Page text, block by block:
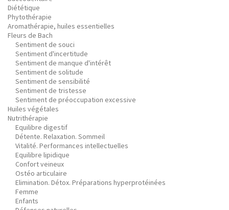
Diététique
Phytothérapie
Aromathérapie, huiles essentielles
Fleurs de Bach
Sentiment de souci
Sentiment d'incertitude
Sentiment de manque d'intérêt
Sentiment de solitude
Sentiment de sensibilité
Sentiment de tristesse
Sentiment de préoccupation excessive
Huiles végétales
Nutrithérapie
Equilibre digestif
Détente. Relaxation. Sommeil
Vitalité. Performances intellectuelles
Equilibre lipidique
Confort veineux
Ostéo articulaire
Elimination. Détox. Préparations hyperprotéinées
Femme
Enfants